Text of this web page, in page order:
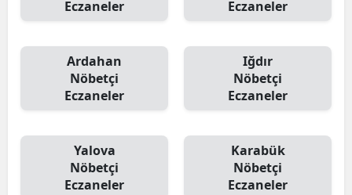
Eczaneler Eczaneler
Ardahan
Nöbetçi
Eczaneler
Iğdır
Nöbetçi
Eczaneler
Yalova
Nöbetçi
Eczaneler
Karabük
Nöbetçi
Eczaneler